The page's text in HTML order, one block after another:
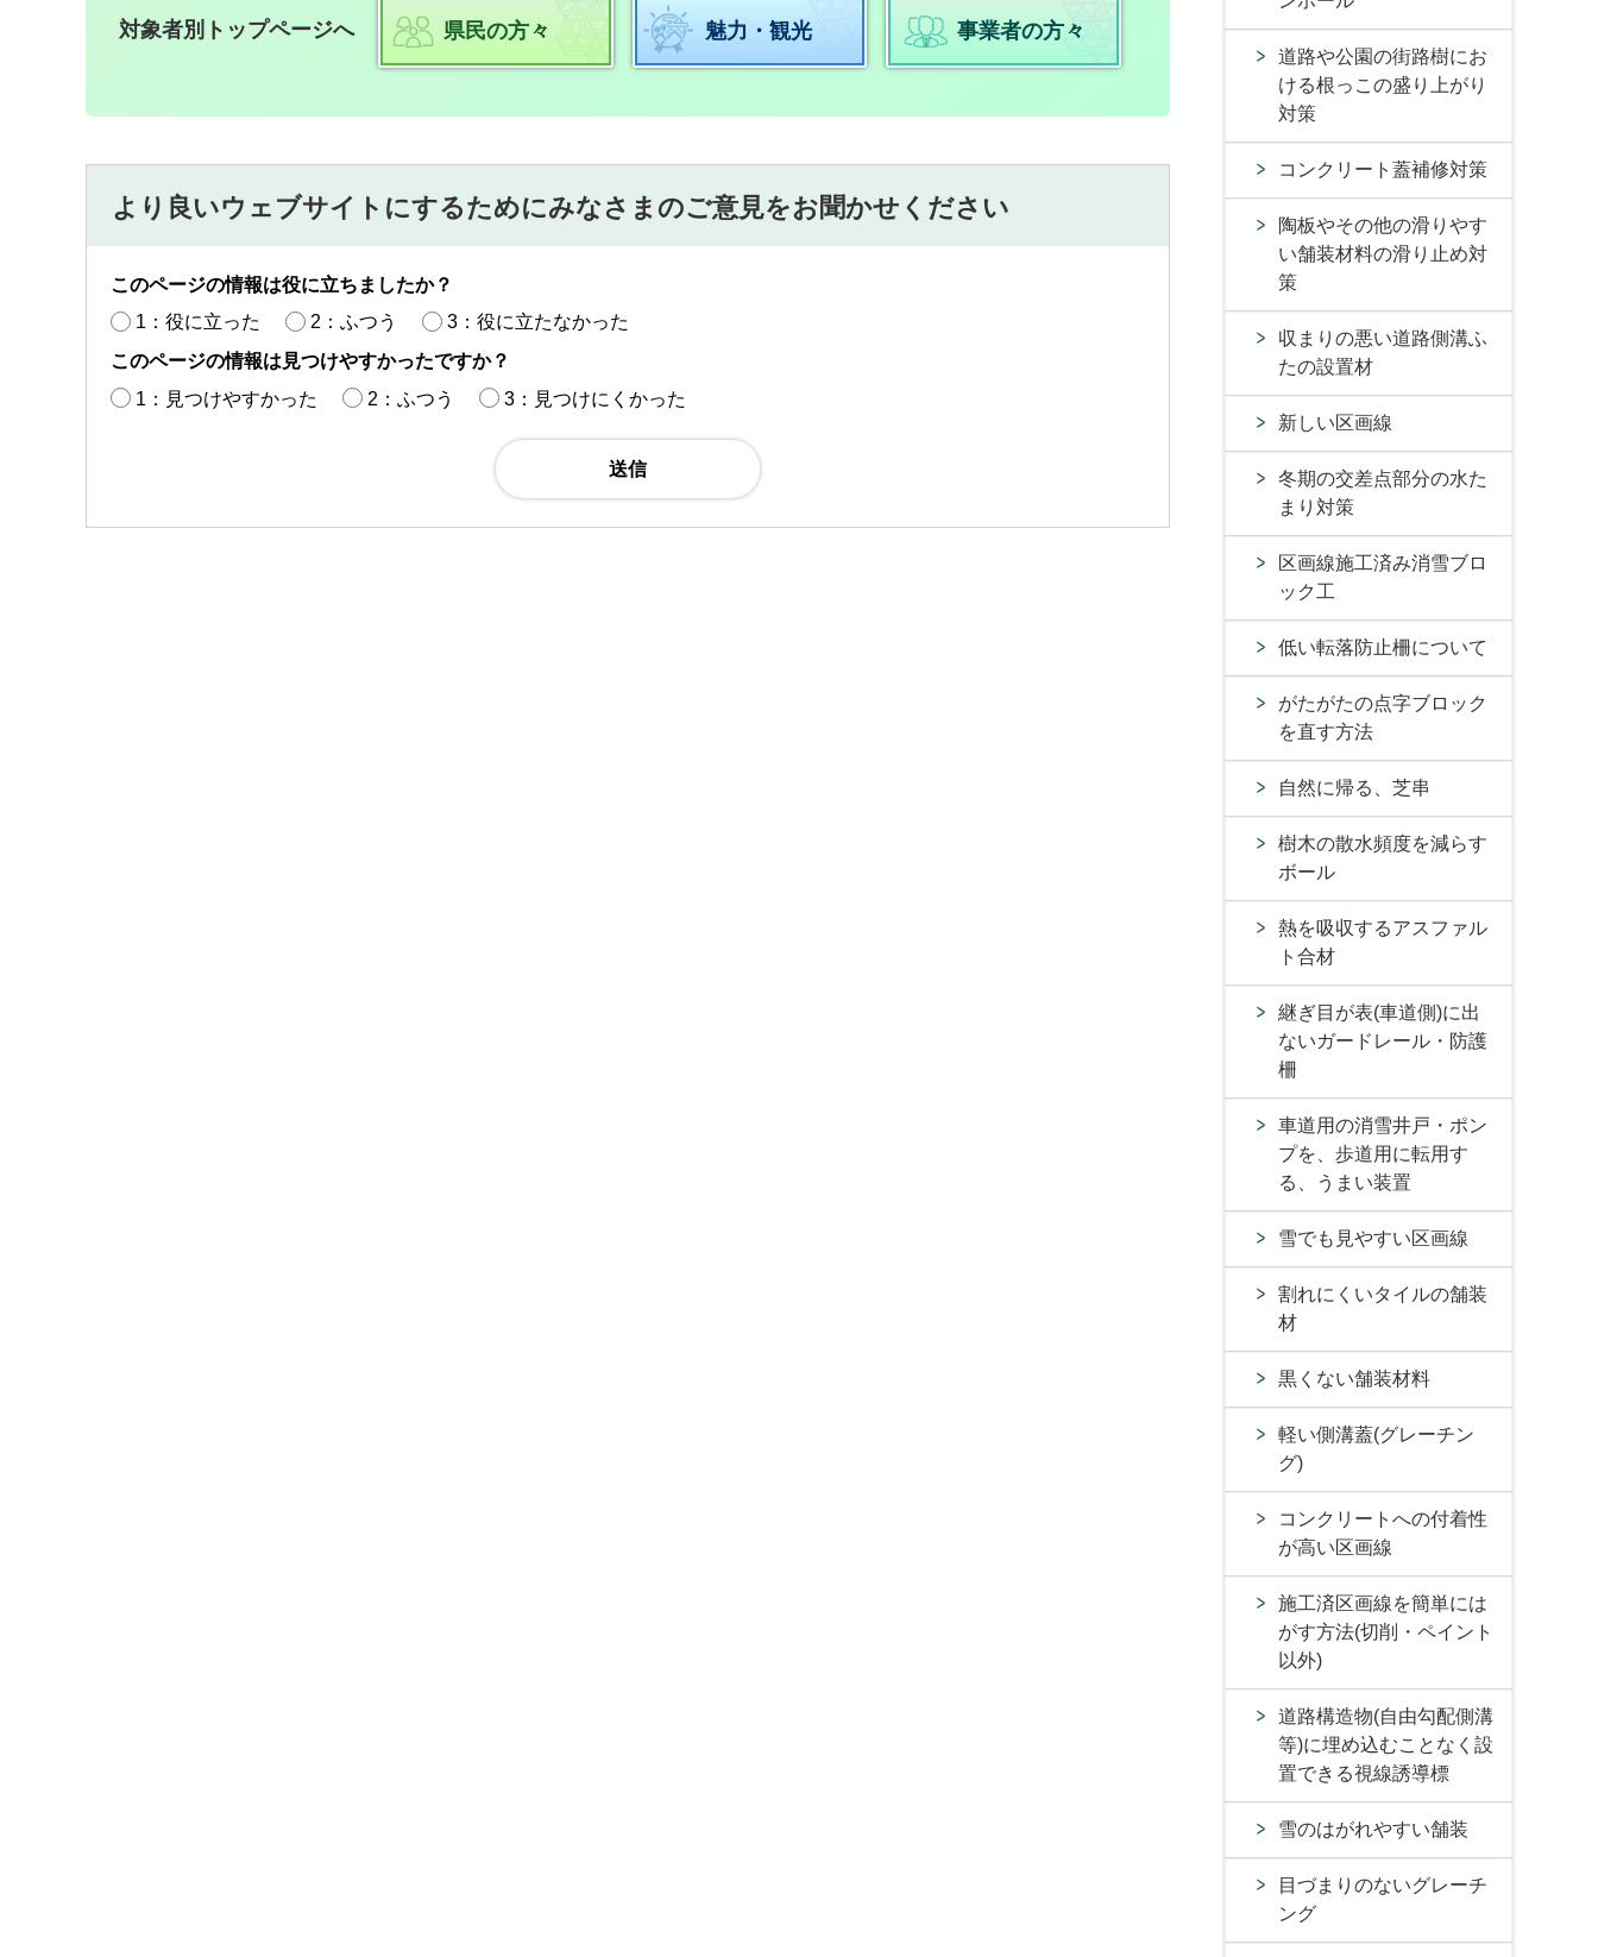
対象者別トップページへ 県民の方々 魅力・観光 事業者の方々
より良いウェブサイトにするためにみなさまのご意見をお聞かせください
このページの情報は役に立ちましたか？
1：役に立った
2：ふつう
3：役に立たなかった
このページの情報は見つけやすかったですか？
1：見つけやすかった
2：ふつう 3：見つけにくかった
道路や公園の街路樹にお
ける根っこの盛り上がり
対策
コンクリート蓋補修対策
陶板やその他の滑りやす
い舗装材料の滑り止め対
策
収まりの悪い道路側溝ふ
たの設置材
新しい区画線
冬期の交差点部分の水た
まり対策
区画線施工済み消雪ブロ
ック工
低い転落防止柵について
がたがたの点字ブロック
を直す方法
自然に帰る、芝串
樹木の散水頻度を減らす
ボール
熱を吸収するアスファル
ト合材
継ぎ目が表(車道側)に出
ないガードレール・防護
柵
車道用の消雪井戸・ポン
プを、歩道用に転用す
る、うまい装置
雪でも見やすい区画線
割れにくいタイルの舗装
材
黒くない舗装材料
軽い側溝蓋(グレーチン
グ)
コンクリートへの付着性
が高い区画線
施工済区画線を簡単には
がす方法(切削・ペイント
以外)
道路構造物(自由勾配側溝
等)に埋め込むことなく設
置できる視線誘導標
雪のはがれやすい舗装
目づまりのないグレーチ
ング